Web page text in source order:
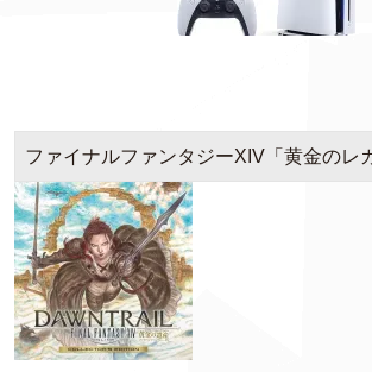
ファイナルファンタジーXIV「黄金のレ